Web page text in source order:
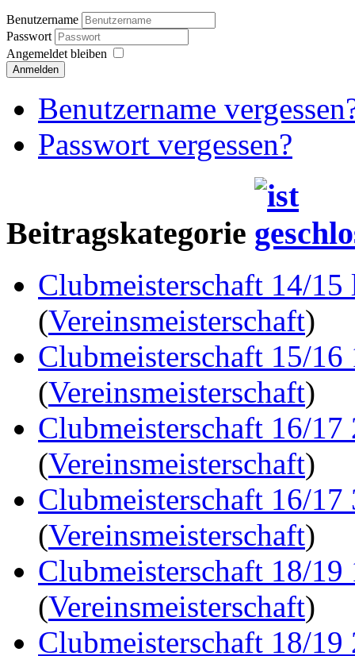
Benutzername
Passwort
Angemeldet bleiben
Anmelden
Benutzername
Passwort vergessen?
Beitragskategorie
Clubmeisterschaft 14/15
(Vereinsmeisterschaft)
Clubmeisterschaft 15/16
(Vereinsmeisterschaft)
Clubmeisterschaft 16/17
(Vereinsmeisterschaft)
Clubmeisterschaft 16/17
(Vereinsmeisterschaft)
Clubmeisterschaft 18/19
(Vereinsmeisterschaft)
Clubmeisterschaft 18/19